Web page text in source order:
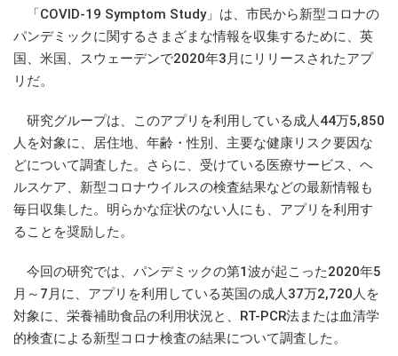
「COVID-19 Symptom Study」は、市民から新型コロナの
パンデミックに関するさまざまな情報を収集するために、英
国、米国、スウェーデンで2020年3月にリリースされたアプ
リだ。
研究グループは、このアプリを利用している成人44万5,850
人を対象に、居住地、年齢・性別、主要な健康リスク要因な
どについて調査した。さらに、受けている医療サービス、ヘ
ルスケア、新型コロナウイルスの検査結果などの最新情報も
毎日収集した。明らかな症状のない人にも、アプリを利用す
ることを奨励した。
今回の研究では、パンデミックの第1波が起こった2020年5
月～7月に、アプリを利用している英国の成人37万2,720人を
対象に、栄養補助食品の利用状況と、RT-PCR法または血清学
的検査による新型コロナ検査の結果について調査した。